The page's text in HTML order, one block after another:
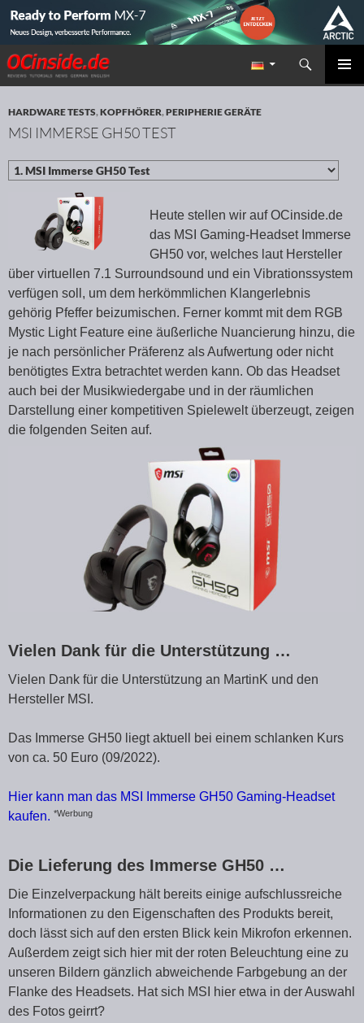
Redaktion ocinside.de PC Hardware Portal
Suchen
ZUM INHALT SPRINGEN
HARDWARE TESTS,KOPFHÖRER,PERIPHERIE GERÄTE
MSI IMMERSE GH50 TEST
Heute stellen wir auf OCinside.de
das MSI Gaming-Headset Immerse
GH50 vor, welches laut Hersteller
über virtuellen 7.1 Surroundsound und ein Vibrationssystem
verfügen soll, um dem herkömmlichen Klangerlebnis
gehörig Pfeffer beizumischen. Ferner kommt mit dem RGB
Mystic Light Feature eine äußerliche Nuancierung hinzu, die
je nach persönlicher Präferenz als Aufwertung oder nicht
benötigtes Extra betrachtet werden kann. Ob das Headset
auch bei der Musikwiedergabe und in der räumlichen
Darstellung einer kompetitiven Spielewelt überzeugt, zeigen
die folgenden Seiten auf.
Vielen Dank für die Unterstützung …
Vielen Dank für die Unterstützung an MartinK und den
Hersteller MSI.
Das Immerse GH50 liegt aktuell bei einem schlanken Kurs
von ca. 50 Euro (09/2022).
Hier kann man das MSI Immerse GH50 Gaming-Headset
kaufen. *Werbung
Die Lieferung des Immerse GH50 …
Die Einzelverpackung hält bereits einige aufschlussreiche
Informationen zu den Eigenschaften des Produkts bereit,
doch lässt sich auf den ersten Blick kein Mikrofon erkennen.
Außerdem zeigt sich hier mit der roten Beleuchtung eine zu
unseren Bildern gänzlich abweichende Farbgebung an der
Flanke des Headsets. Hat sich MSI hier etwa in der Auswahl
des Fotos geirrt?